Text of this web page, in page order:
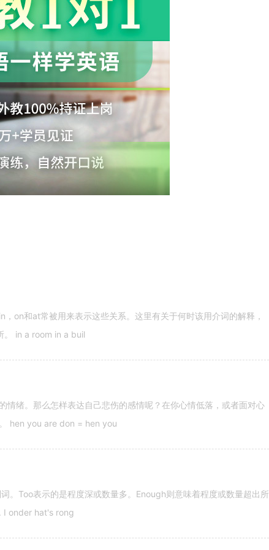
on和at常被用来表示这些关系。这里有关于何时该用介词的解释，
。 in a room in a buil
情绪。那么怎样表达自己悲伤的感情呢？在你心情低落，或者面对心
hen you are don = hen you
Too表示的是程度深或数量多。Enough则意味着程度或数量超出所
I onder hat's rong